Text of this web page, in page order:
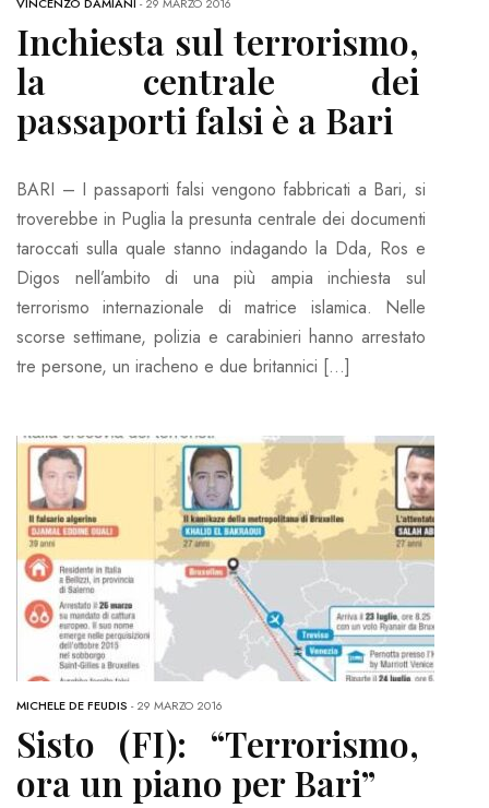
Inchiesta sul terrorismo,
la centrale dei
passaporti falsi è a Bari
BARI – I passaporti falsi vengono fabbricati a Bari, si
troverebbe in Puglia la presunta centrale dei documenti
taroccati sulla quale stanno indagando la Dda, Ros e
Digos nell’ambito di una più ampia inchiesta sul
terrorismo internazionale di matrice islamica. Nelle
scorse settimane, polizia e carabinieri hanno arrestato
tre persone, un iracheno e due britannici […]
MICHELE DE FEUDIS -29 MARZO 2016
Sisto (FI): “Terrorismo,
ora un piano per Bari”